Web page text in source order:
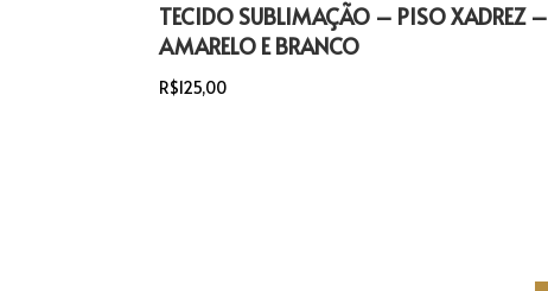
TECIDO SUBLIMAÇÃO – PISO XADREZ –
AMARELO E BRANCO
R$125,00